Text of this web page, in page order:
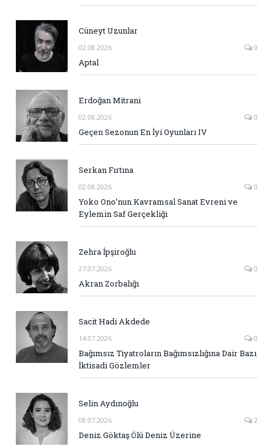
Cüneyt Uzunlar
02.08.2026 0
Aptal
Erdoğan Mitrani
02.08.2026 0
Geçen Sezonun En İyi Oyunları IV
Serkan Fırtına
02.08.2026 0
Yoko Ono’nun Kavramsal Sanat Evreni ve
Eylemin Saf Gerçekliği
Zehra İpşiroğlu
27.07.2026 0
Akran Zorbalığı
Sacit Hadi Akdede
14.07.2026 0
Bağımsız Tiyatroların Bağımsızlığına Dair Bazı
İktisadi Gözlemler
Selin Aydınoğlu
08.07.2026 2
Deniz Göktaş Ölü Deniz Üzerine